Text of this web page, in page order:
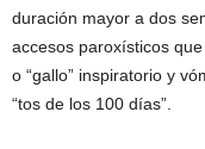
duración mayor a dos
accesos paroxísticos
o “gallo” inspiratorio y
“tos de los 100 días”.